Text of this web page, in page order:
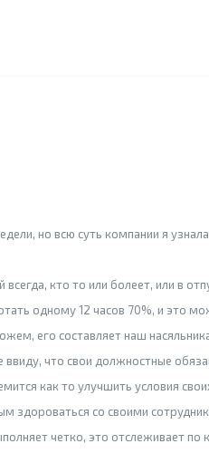
но всю суть компании я
кто то или болеет, или в
одному 12 часов 70%, и это
его составляет наш
что свои должностные
как то улучшить условия
здороваться со своими
четко, это отслеживает